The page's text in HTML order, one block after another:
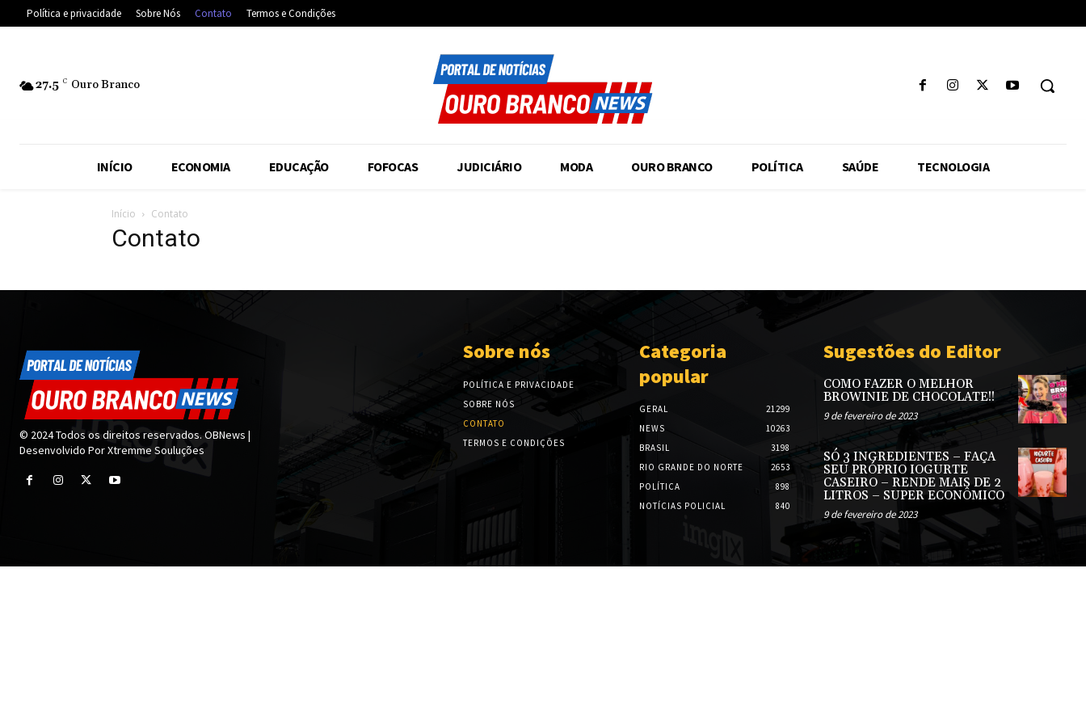
Política e privacidade Sobre Nós Contato Termos e Condições
27.5 C Ouro Branco
INÍCIO ECONOMIA EDUCAÇÃO FOFOCAS JUDICIÁRIO MODA OURO BRANCO POLÍTICA SAÚDE TECNOLOGIA
Início Contato
Contato
© 2024 Todos os direitos reservados. OBNews |
Desenvolvido Por Xtremme Souluções
Sobre nós
POLÍTICA E PRIVACIDADE
SOBRE NÓS
CONTATO
TERMOS E CONDIÇÕES
Categoria
popular
GERAL
21299
NEWS
10263
BRASIL
3198
RIO GRANDE DO NORTE
2653
POLÍTICA
898
NOTÍCIAS POLICIAL
840
Sugestões do Editor
COMO FAZER O MELHOR
BROWINIE DE CHOCOLATE!!
9 de fevereiro de 2023
SÓ 3 INGREDIENTES – FAÇA
SEU PRÓPRIO IOGURTE
CASEIRO – RENDE MAIS DE 2
LITROS – SUPER ECONÔMICO
9 de fevereiro de 2023